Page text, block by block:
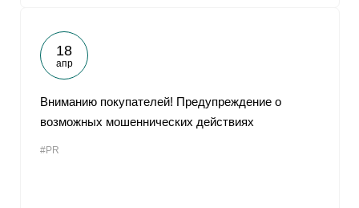
18
апр
Вниманию покупателей! Предупреждение о
возможных мошеннических действиях
#PR